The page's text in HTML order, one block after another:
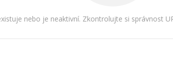
nebo je neaktivní. Zkontrolujte si správnost